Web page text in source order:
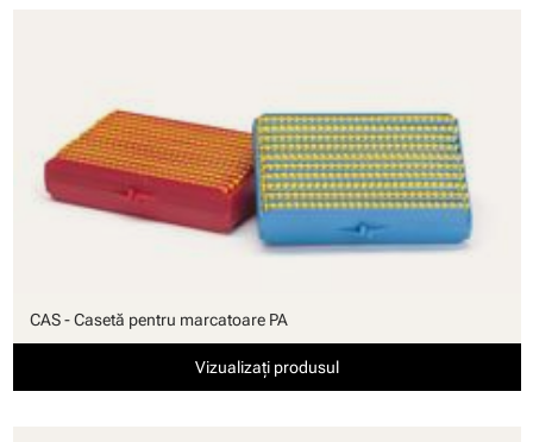
CAS - Casetă pentru marcatoare PA
Vizualizați produsul